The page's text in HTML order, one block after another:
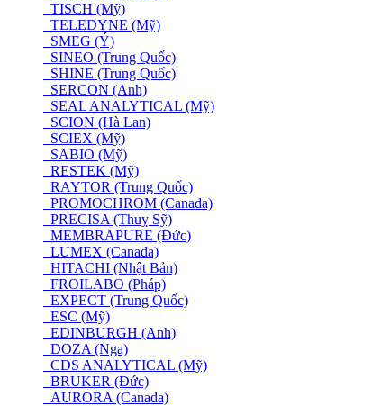
TISCH (Mỹ)
TELEDYNE (Mỹ)
SMEG (Ý)
SINEO (Trung Quốc)
SHINE (Trung Quốc)
SERCON (Anh)
SEAL ANALYTICAL (Mỹ)
SCION (Hà Lan)
SCIEX (Mỹ)
SABIO (Mỹ)
RESTEK (Mỹ)
RAYTOR (Trung Quốc)
PROMOCHROM (Canada)
PRECISA (Thuỵ Sỹ)
MEMBRAPURE (Đức)
LUMEX (Canada)
HITACHI (Nhật Bản)
FROILABO (Pháp)
EXPECT (Trung Quốc)
ESC (Mỹ)
EDINBURGH (Anh)
DOZA (Nga)
CDS ANALYTICAL (Mỹ)
BRUKER (Đức)
AURORA (Canada)